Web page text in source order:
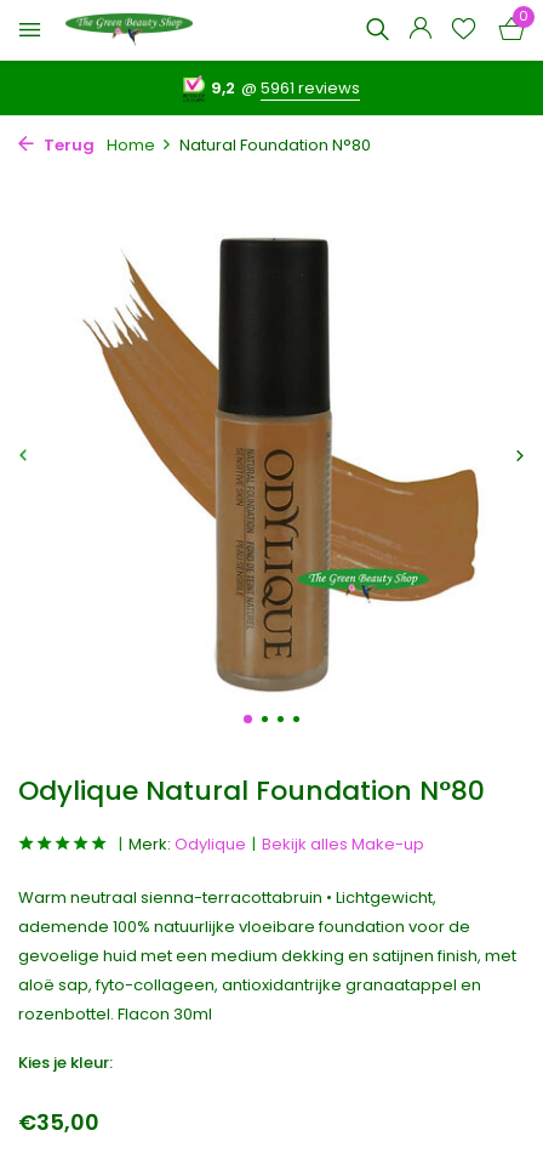
0
9,2 @5961 reviews
Terug Home Natural Foundation N°80
Odylique Natural Foundation N°80
Merk: Odylique Bekijk alles Make-up
Warm neutraal sienna-terracottabruin • Lichtgewicht,
ademende 100% natuurlijke vloeibare foundation voor de
gevoelige huid met een medium dekking en satijnen finish, met
aloë sap, fyto-collageen, antioxidantrijke granaatappel en
rozenbottel. Flacon 30ml
Kies je kleur:
€35,00